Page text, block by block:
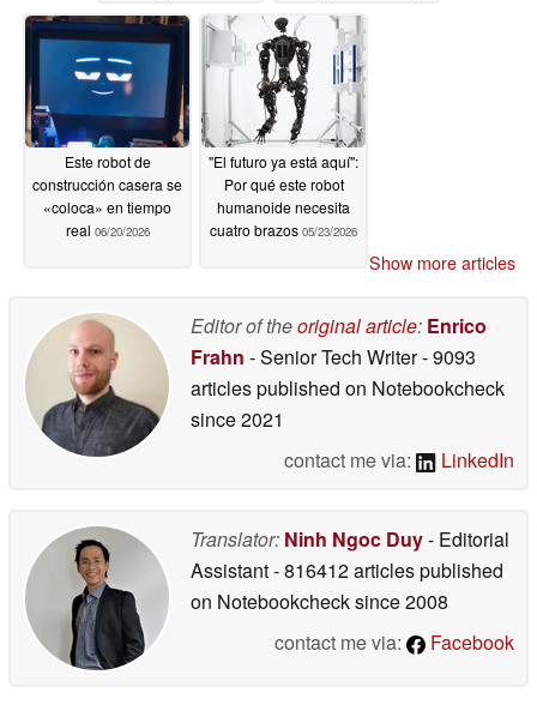
16 tarjetas gráficas
RTX 5090.
Este robot de
construcción casera se
«coloca» en tiempo
real 06/20/2026
"El futuro ya está aquí":
Por qué este robot
humanoide necesita
cuatro brazos 05/23/2026
Show more articles
Editor of theoriginal article: Enrico
Frahn - Senior Tech Writer- 9093
articles published on Notebookcheck
since 2021
contact me via:
LinkedIn
Translator: Ninh Ngoc Duy- Editorial
Assistant- 816412 articles published
on Notebookchecksince 2008
contact me via:
Facebook